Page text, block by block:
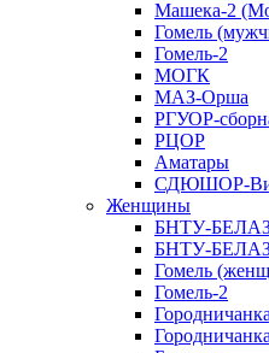
Машека-2
Гомель
Гомель-2
МОГК
МАЗ-Орша
РГУОР-
РЦОР
Аматары
СДЮШОР-
Женщины
БНТУ-
БНТУ-
Гомель
Гомель-2
Городничанка